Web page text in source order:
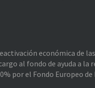
económica de
al fondo de ayuda a la
por el Fondo Europeo